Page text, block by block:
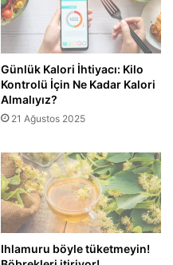
Günlük Kalori İhtiyacı: Kilo
Kontrolü İçin Ne Kadar Kalori
Almalıyız?
21 Ağustos 2025
Ihlamuru böyle tüketmeyin!